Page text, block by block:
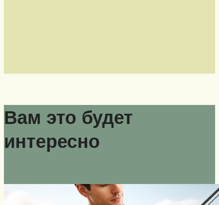
Вам это будет
интересно